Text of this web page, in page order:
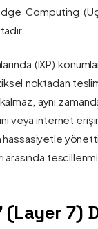
Computing
(IXP)
noktadan
aynı
veya internet
arasında
(Layer 7)